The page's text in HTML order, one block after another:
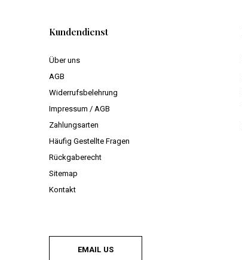
Kundendienst
Über uns
AGB
Widerrufsbelehrung
Impressum / AGB
Zahlungsarten
Häufig Gestellte Fragen
Rückgaberecht
Sitemap
Kontakt
EMAIL US